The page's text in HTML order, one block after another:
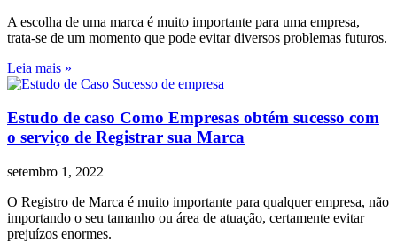
A escolha de uma marca é muito importante para uma empresa,
trata-se de um momento que pode evitar diversos problemas futuros.
Leia mais »
Estudo de caso Como Empresas obtém sucesso com
o serviço de Registrar sua Marca
setembro 1, 2022
O Registro de Marca é muito importante para qualquer empresa, não
importando o seu tamanho ou área de atuação, certamente evitar
prejuízos enormes.